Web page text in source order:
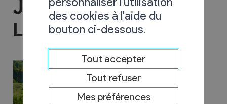
Jeux de piste Lucky
Luke
des cookies à l'aide du
bouton ci-dessous.
Tout accepter
Tout refuser
Mes préférences